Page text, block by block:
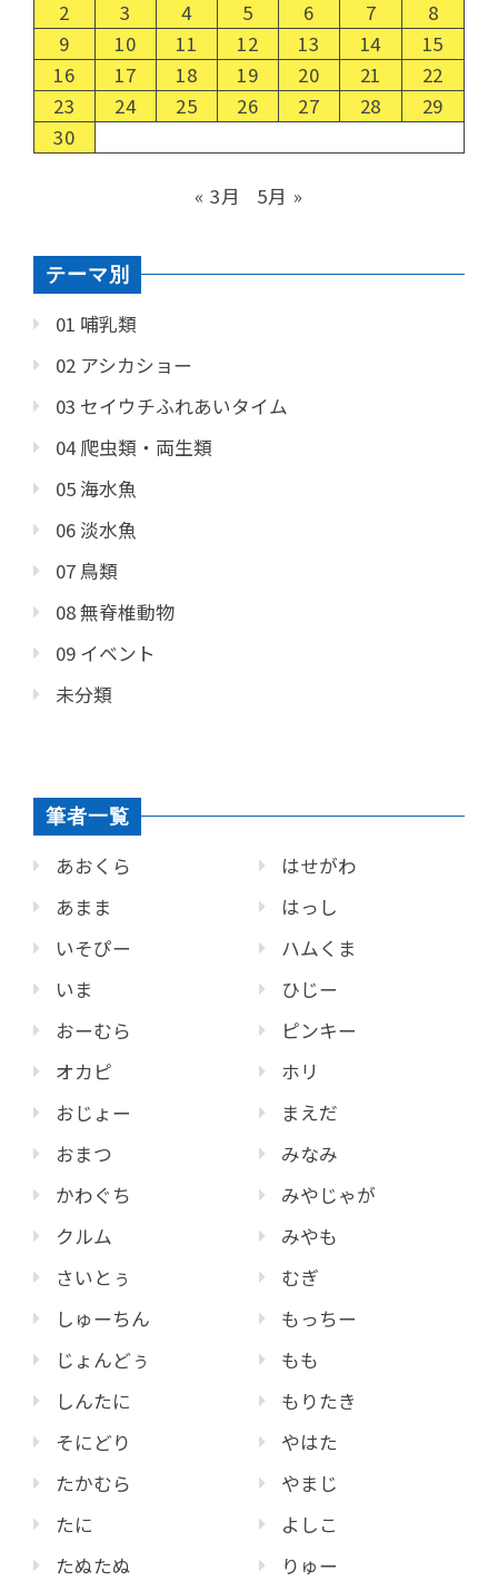
2 3 4 5 6 7
8
9
10 11 12 13 14
15
16
17 18 19 20 21
22
23
24 25 26 27 28
29
30
« 3月 5月 »
テーマ別
01 哺乳類
02 アシカショー
03 セイウチふれあいタイム
04 爬虫類・両生類
05 海水魚
06 淡水魚
07 鳥類
08 無脊椎動物
09 イベント
未分類
筆者一覧
あおくら
あまま
いそぴー
いま
おーむら
オカピ
おじょー
おまつ
かわぐち
クルム
さいとぅ
しゅーちん
じょんどぅ
しんたに
そにどり
たかむら
たに
たぬたぬ
はせがわ
はっし
ハムくま
ひじー
ピンキー
ホリ
まえだ
みなみ
みやじゃが
みやも
むぎ
もっちー
もも
もりたき
やはた
やまじ
よしこ
りゅー